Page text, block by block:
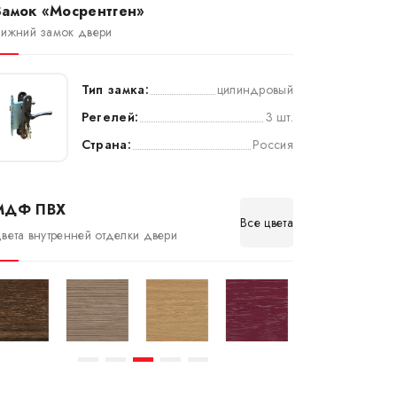
«Мосрентген»
замок двери
Тип замка:
цилиндровый
Регелей:
3 шт.
Страна:
Россия
ПВХ
внутренней отделки двери
Все цвета